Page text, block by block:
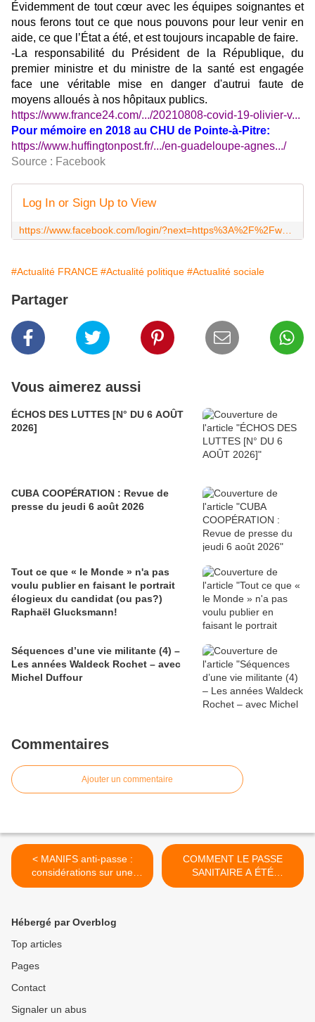
Évidemment de tout cœur avec les équipes soignantes et
nous ferons tout ce que nous pouvons pour leur venir en
aide, ce que l’État a été, et est toujours incapable de faire.
-La responsabilité du Président de la République, du
premier ministre et du ministre de la santé est engagée
face une véritable mise en danger d'autrui faute de
moyens alloués à nos hôpitaux publics.
https://www.france24.com/.../20210808-covid-19-olivier-v...
Pour mémoire en 2018 au CHU de Pointe-à-Pitre:
https://www.huffingtonpost.fr/.../en-guadeloupe-agnes.../
Source : Facebook
Log In or Sign Up to View
#Actualité FRANCE #Actualité politique #Actualité sociale
Partager
Vous aimerez aussi
ÉCHOS DES LUTTES [N° DU 6 AOÛT
2026]
CUBA COOPÉRATION : Revue de
presse du jeudi 6 août 2026
Tout ce que « le Monde » n'a pas
voulu publier en faisant le portrait
élogieux du candidat (ou pas?)
Raphaël Glucksmann!
Séquences d’une vie militante (4) –
Les années Waldeck Rochet – avec
Michel Duffour
Commentaires
Ajouter un commentaire
< MANIFS anti-passe :
considérations sur une
PANCARTE – Par Régis de
COMMENT LE PASSE
SANITAIRE A ÉTÉ
ABANDONNÉ À MOSCOU
Hébergé par Overblog
Top articles
Pages
Contact
Signaler un abus